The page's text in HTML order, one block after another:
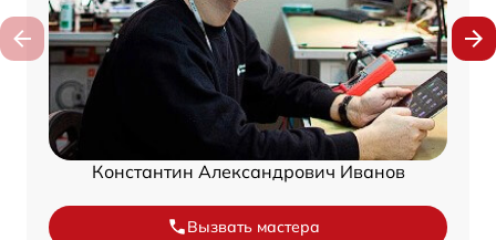
Константин Александрович Иванов
Вызвать мастера